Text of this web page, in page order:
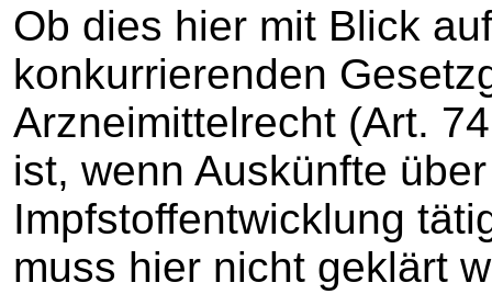
Ob dies hier mit Blick
konkurrierenden
Arzneimittelrecht (Art.
ist, wenn Auskünfte
Impfstoffentwicklung
muss hier nicht geklärt